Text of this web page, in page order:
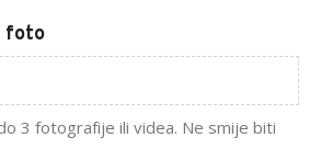
foto
3 fotografije ili videa. Ne smije biti